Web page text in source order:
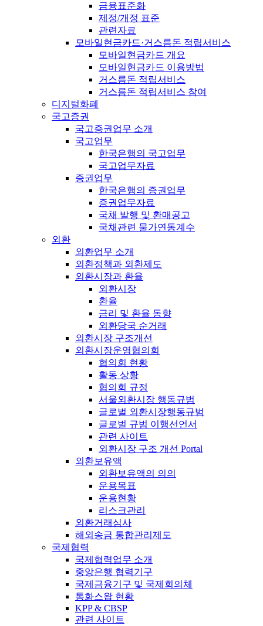
금융표준화
제정/개정 표준
관련자료
모바일현금카드·거스름돈 적립서비스
모바일현금카드 개요
모바일현금카드 이용방법
거스름돈 적립서비스
거스름돈 적립서비스 참여
디지털화폐
국고증권
국고증권업무 소개
국고업무
한국은행의 국고업무
국고업무자료
증권업무
한국은행의 증권업무
증권업무자료
국채 발행 및 환매공고
국채관련 물가연동계수
외환
외환업무 소개
외환정책과 외환제도
외환시장과 환율
외환시장
환율
금리 및 환율 동향
외환당국 순거래
외환시장 구조개선
외환시장운영협의회
협의회 현황
활동 상황
협의회 규정
서울외환시장 행동규범
글로벌 외환시장행동규범
글로벌 규범 이행선언서
관련 사이트
외환시장 구조 개선 Portal
외환보유액
외환보유액의 의의
운용목표
운용현황
리스크관리
외환거래심사
해외송금 통합관리제도
국제협력
국제협력업무 소개
중앙은행 협력기구
국제금융기구 및 국제회의체
통화스왑 현황
KPP & CBSP
관련 사이트